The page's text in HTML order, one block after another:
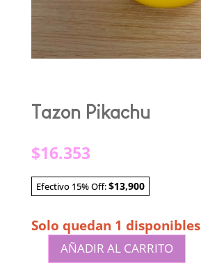
Tazon Pikachu
$16.353
Efectivo 15% Off:$13,900
Solo quedan 1 disponibles
AÑADIR AL CARRITO